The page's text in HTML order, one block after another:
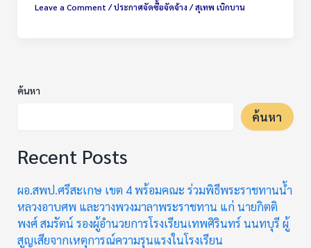
Leave a Comment /ประกาศจัดซื้อจัดจ้าง /สุเทพ เบิกบาน
ค้นหา
ค้นหา
Recent Posts
ผอ.สพป.ศรีสะเกษ เขต 4 พร้อมคณะ ร่วมพิธีพระราชทานน้ำ
หลวงอาบศพ และวางพวงมาลาพระราชทาน แก่ นายกิตติ
พงศ์ สมรัตน์ รองผู้อำนวยการโรงเรียนเทพศิรินทร์ นนทบุรี ผู้
สูญเสียจากเหตุการณ์ความรุนแรงในโรงเรียน